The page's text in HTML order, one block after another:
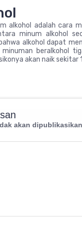
alkohol adalah cara
minum alkohol
alkohol dapat
beralkohol
akan naik
akan